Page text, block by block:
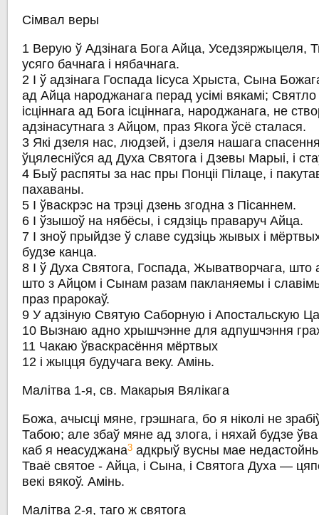
Сімвал веры
1 Верую ў Адзінага Бога Айца, Уседзяржыцеля,
усяго бачнага і нябачнага.
2 І ў адзінага Госпада Іісуса Хрыста, Сына
ад Айца народжанага перад усімі вякамі;
ісціннага ад Бога ісціннага, народжанага, не
адзінасутнага з Айцом, праз Якога ўсё сталася.
3 Які дзеля нас, людзей, і дзеля нашага
ўцялесніўся ад Духа Святога і Дзевы Марыі, і
4 Быў распяты за нас пры Понціі Пілаце, і
пахаваны.
5 І ўваскрэс на трэці дзень згодна з Пісаннем.
6 І ўзышоў на нябёсы, і сядзіць праваруч Айца.
7 І зноў прыйдзе ў славе судзіць жывых і
будзе канца.
8 I ў Духа Святога, Госпада, Жыватворчага, што
што з Айцом і Сынам разам пакланяемы і
праз прарокаў.
9 У адзіную Святую Саборную і Апостальскую
10 Вызнаю адно хрышчэнне для адпушчэння
11 Чакаю ўваскрасёння мёртвых
12 і жыцця будучага веку. Амінь.
Малітва 1-я, св. Макарыя Вялікага
Божа, ачысці мяне, грэшнага, бо я ніколі не
Табою; але збаў мяне ад злога, і няхай будзе
каб я неасуджана3 адкрыў вусны мае
Тваё святое - Айца, і Сына, і Святога Духа —
векі вякоў. Амінь.
Малітва 2-я, таго ж святога